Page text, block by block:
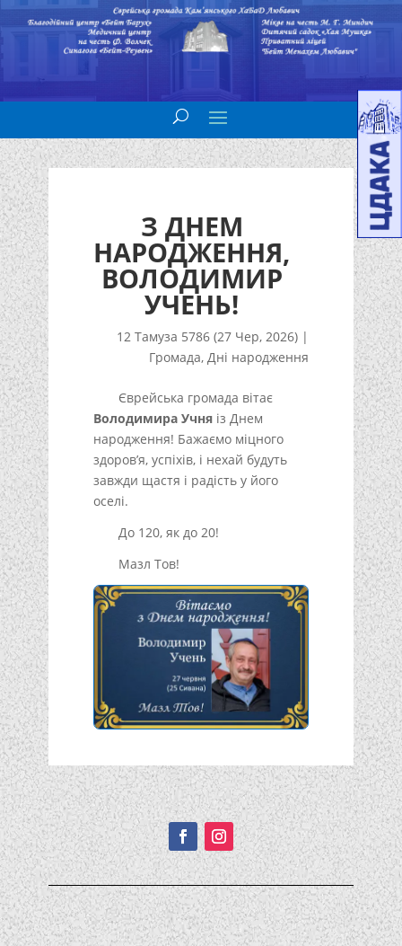
З ДНЕМ
НАРОДЖЕННЯ,
ВОЛОДИМИР
УЧЕНЬ!
12 Тамуза 5786 (27 Чер, 2026) |
Громада,Дні народження
Єврейська громада вітає
Володимира Учняіз Днем
народження! Бажаємо міцного
здоров’я, успіхів, і нехай будуть
завжди щастя і радість у його
оселі.
До 120, як до 20!
Мазл Тов!
Подписывайтесь!